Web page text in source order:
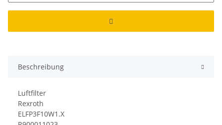
Beschreibung
Luftfilter
Rexroth
ELFP3F10W1.X